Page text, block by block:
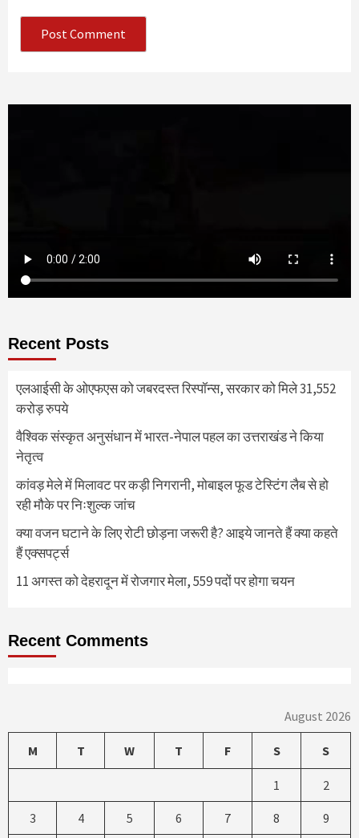
Recent Posts
एलआईसी के ओएफएस को जबरदस्त रिस्पॉन्स, सरकार को मिले 31,552
करोड़ रुपये
वैश्विक संस्कृत अनुसंधान में भारत-नेपाल पहल का उत्तराखंड ने किया
नेतृत्व
कांवड़ मेले में मिलावट पर कड़ी निगरानी, मोबाइल फूड टेस्टिंग लैब से हो
रही मौके पर निःशुल्क जांच
क्या वजन घटाने के लिए रोटी छोड़ना जरूरी है? आइये जानते हैं क्या कहते
हैं एक्सपर्ट्स
11 अगस्त को देहरादून में रोजगार मेला, 559 पदों पर होगा चयन
Recent Comments
August 2026
M T W T F S S
1 2
3 4 5 6 7 8 9